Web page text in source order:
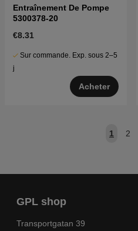
Entraînement De Pompe
5300378-20
€8.31
Sur commande. Exp. sous 2–5
j
Acheter
1 2
GPL shop
Transportgatan 39